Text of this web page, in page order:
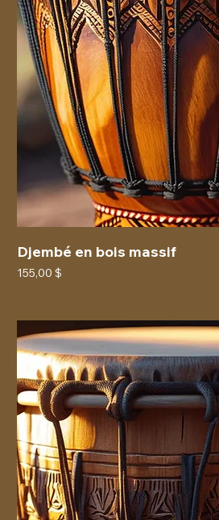
Djembé en bois massif
Prix
155,00 $